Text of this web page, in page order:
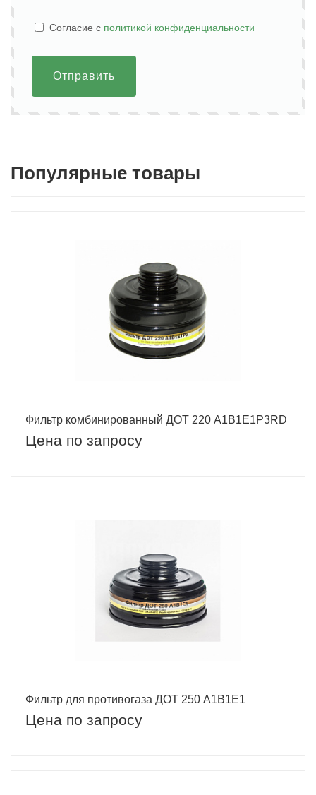
Cогласие с политикой конфиденциальности
Отправить
Популярные товары
Фильтр комбинированный ДОТ 220 А1B1E1P3RD
Цена по запросу
Фильтр для противогаза ДОТ 250 A1B1E1
Цена по запросу